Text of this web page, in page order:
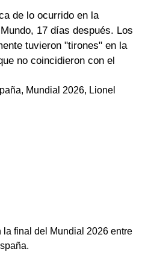
de lo ocurrido en la
17 días después. Los
tuvieron "tirones" en la
no coincidieron con el
final del Mundial 2026 entre